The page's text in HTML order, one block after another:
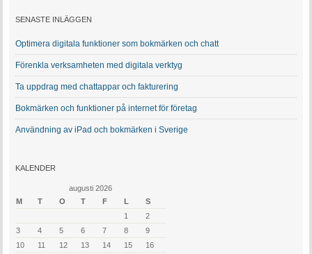
SENASTE INLÄGGEN
Optimera digitala funktioner som bokmärken och chatt
Förenkla verksamheten med digitala verktyg
Ta uppdrag med chattappar och fakturering
Bokmärken och funktioner på internet för företag
Användning av iPad och bokmärken i Sverige
KALENDER
augusti 2026
M
T O T F L
S
1
2
3
4 5 6 7 8
9
10
11 12 13 14 15 16